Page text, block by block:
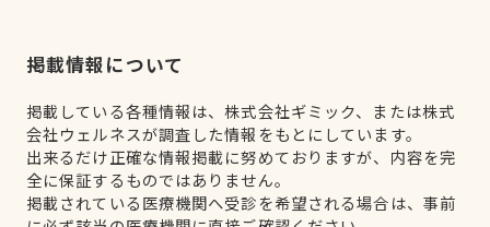
掲載情報について
掲載している各種情報は、株式会社ギミック、または株式
会社ウェルネスが調査した情報をもとにしています。
出来るだけ正確な情報掲載に努めておりますが、内容を完
全に保証するものではありません。
掲載されている医療機関へ受診を希望される場合は、事前